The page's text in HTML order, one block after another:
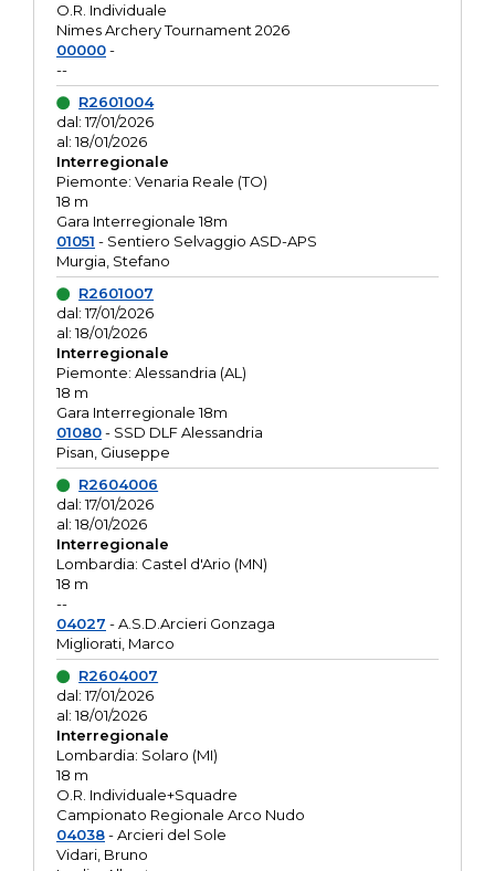
O.R. Individuale
Nimes Archery Tournament 2026
00000-
--
R2601004
dal: 17/01/2026
al: 18/01/2026
Interregionale
Piemonte: Venaria Reale (TO)
18 m
Gara Interregionale 18m
01051 - Sentiero Selvaggio ASD-APS
Murgia, Stefano
R2601007
dal: 17/01/2026
al: 18/01/2026
Interregionale
Piemonte: Alessandria (AL)
18 m
Gara Interregionale 18m
01080- SSD DLF Alessandria
Pisan, Giuseppe
R2604006
dal: 17/01/2026
al: 18/01/2026
Interregionale
Lombardia: Castel d'Ario (MN)
18 m
--
04027 - A.S.D.Arcieri Gonzaga
Migliorati, Marco
R2604007
dal: 17/01/2026
al: 18/01/2026
Interregionale
Lombardia: Solaro (MI)
18 m
O.R. Individuale+Squadre
Campionato Regionale Arco Nudo
04038- Arcieri del Sole
Vidari, Bruno